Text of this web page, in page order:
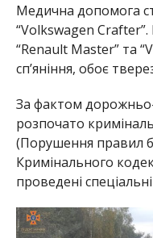
Медична допомога
“Volkswagen Crafter”.
“Renault Master” та
сп’яніння, обоє
За фактом
розпочато
(Порушення правил
Кримінального
проведені